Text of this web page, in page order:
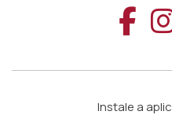
Instale a